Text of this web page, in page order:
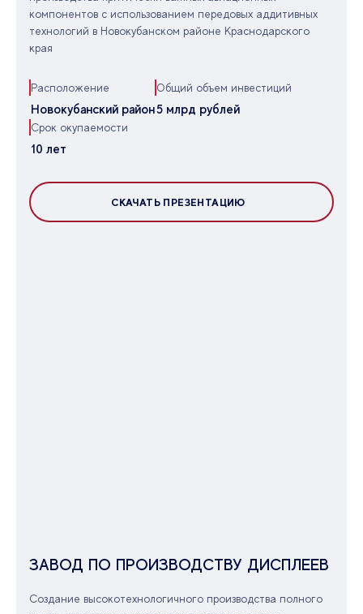
компонентов с использованием передовых аддитивных
технологий в Новокубанском районе Краснодарского
края
Расположение
Новокубанский район
Общий объем инвестиций
5 млрд рублей
Срок окупаемости
10 лет
СКАЧАТЬ ПРЕЗЕНТАЦИЮ
ЗАВОД ПО ПРОИЗВОДСТВУ ДИСПЛЕЕВ
Создание высокотехнологичного производства полного